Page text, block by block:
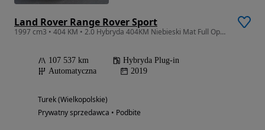
Land Rover Range Rover Sport
1997 cm3 • 404 KM • 2.0 Hybryda 404KM Niebieski Mat Full Opcja Okazja !!
107 537 km
Hybryda Plug-in
Automatyczna
2019
Turek (Wielkopolskie)
Prywatny sprzedawca • Podbite